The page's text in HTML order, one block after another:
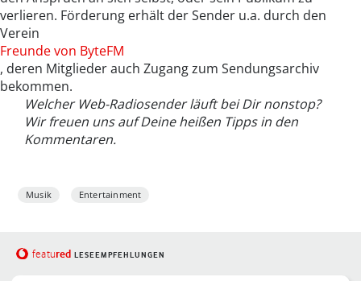
verlieren. Förderung erhält der Sender u.a. durch den
Verein
Freunde von ByteFM
, deren Mitglieder auch Zugang zum Sendungsarchiv
bekommen.
Welcher Web-Radiosender läuft bei Dir nonstop?
Wir freuen uns auf Deine heißen Tipps in den
Kommentaren.
Musik Entertainment
featured LESEEMPFEHLUNGEN